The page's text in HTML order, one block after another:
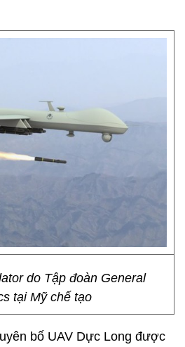
do Tập đoàn General
tại Mỹ chế tạo
bố UAV Dực Long được